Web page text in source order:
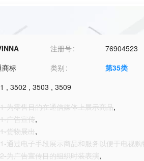
注册号 76904523
商标 类别 第35类
, 3502 , 3503 , 3509
为零售目的在通信媒体上展示商品,
广告宣传,
货物展出,
通过电子手段展示商品和服务以便于电视
为广告宣传目的组织时装表演,